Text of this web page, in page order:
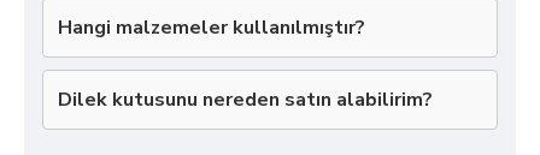
Hangi malzemeler kullanılmıştır?
Dilek kutusunu nereden satın alabilirim?